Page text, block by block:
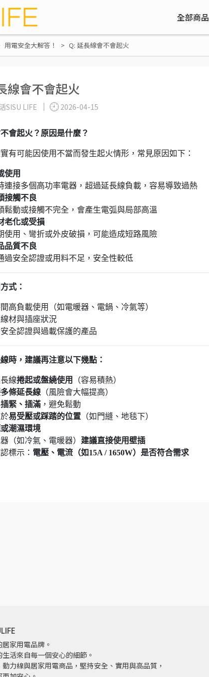
全部商品
用電安全大解答！ Q: 延長線會不會起火
線會不會起火
SISU LIFE 2026-04-15
會起火？原因是什麼？
有可能因使用不當而發生起火情形，常見原因如下：
使用
連接多個高功率電器，超過延長線負載，容易導致過熱
接觸不良
鬆動或接觸不完全，會產生電弧與局部高溫
老化或受損
使用、彎折或外皮破損，可能造成短路風險
品質不良
過安全認證或用料不足，安全性較低
式：
高負載使用（如電暖器、電鍋、冷氣等）
材與插座狀況
全認證與過載保護的產品
時，建議再注意以下幾點：
線捲起或盤繞使用
（容易積熱）
條延長線 （風險會大幅提高）
插緊、插滿 ，避免鬆動
易受壓或踩踏的位置 （如門縫、地毯下）
潮濕環境
（如冷氣、電暖器） 建議直接使用壁插
標示： 電壓、電流（如15A / 1650W）是否符合需求
家用電品牌。
活來自每一個安心的細節。
力線與居家用電商品，堅持安全、實用與高品質，